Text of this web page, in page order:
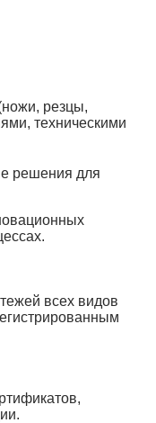
резцы,
техническими
решения для
всех видов